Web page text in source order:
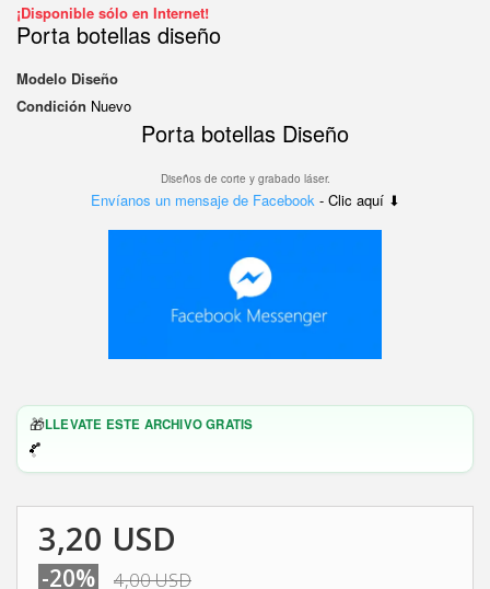
¡Disponible sólo en Internet!
Porta botellas diseño
Modelo Diseño
Condición Nuevo
Porta botellas Diseño
Diseños de corte y grabado láser.
Envíanos un mensaje de Facebook - Clic aquí ⬇
🎁LLEVATE ESTE ARCHIVO GRATIS
3,20 USD
-20% 4,00 USD